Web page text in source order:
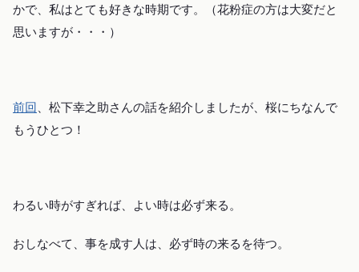
かで、私はとても好きな時期です。（花粉症の方は大変だと
思いますが・・・）
前回、松下幸之助さんの話を紹介しましたが、桜にちなんで
もうひとつ！
わるい時がすぎれば、よい時は必ず来る。
おしなべて、事を成す人は、必ず時の来るを待つ。